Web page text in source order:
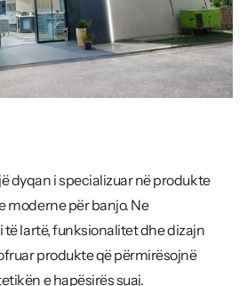
dyqan i specializuar në produkte
moderne për banjo. Ne
të lartë, funksionalitet dhe dizajn
produkte që përmirësojnë
e hapësirës suaj.